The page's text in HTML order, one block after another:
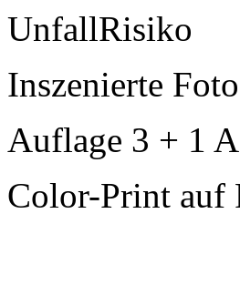
UnfallRisiko
Inszenierte
Auflage 3 + 1
Color-Print auf